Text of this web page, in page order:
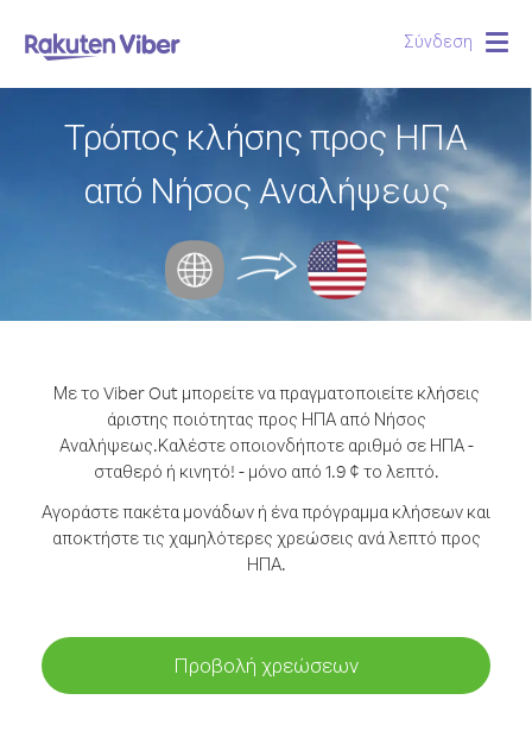
Σύνδεση
Τρόπος κλήσης προς ΗΠΑ
από Νήσος Αναλήψεως
Με το Viber Out μπορείτε να πραγματοποιείτε κλήσεις
άριστης ποιότητας προς ΗΠΑ από Νήσος
Αναλήψεως.Καλέστε οποιονδήποτε αριθμό σε ΗΠΑ -
σταθερό ή κινητό! - μόνο από 1.9 ¢ το λεπτό.
Αγοράστε πακέτα μονάδων ή ένα πρόγραμμα κλήσεων και
αποκτήστε τις χαμηλότερες χρεώσεις ανά λεπτό προς
ΗΠΑ.
Προβολή χρεώσεων